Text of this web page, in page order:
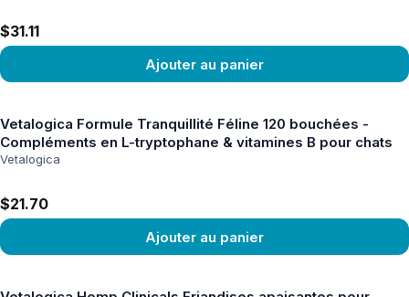
$31.11
Ajouter au panier
Vetalogica Formule Tranquillité Féline 120 bouchées -
Compléments en L-tryptophane & vitamines B pour chats
Vetalogica
$21.70
Ajouter au panier